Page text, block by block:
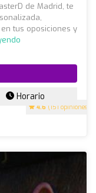
4.6 (151 opiniones)
de Madrid, te
tus oposiciones y
Horario